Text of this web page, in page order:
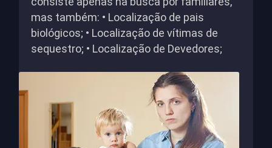
mas também: • Localização de pais
biológicos; • Localização de vítimas de
sequestro; • Localização de Devedores;